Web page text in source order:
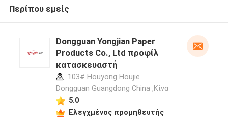
Περίπου εμείς
Dongguan Yongjian Paper
Products Co., Ltd προφίλ
κατασκευαστή
103# Houyong Houjie
Dongguan Guangdong China ,Κίνα
5.0
Ελεγχμένος προμηθευτής